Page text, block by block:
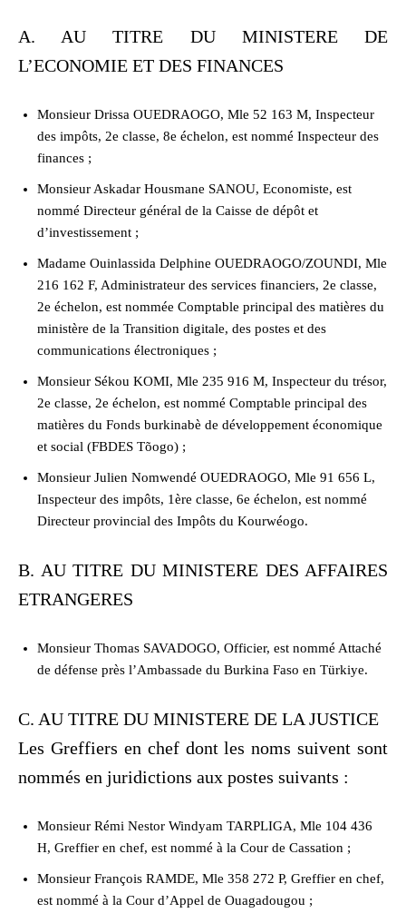
A. AU TITRE DU MINISTERE DE
L’ECONOMIE ET DES FINANCES
Monsieur Drissa OUEDRAOGO, Mle 52 163 M, Inspecteur
des impôts, 2e classe, 8e échelon, est nommé Inspecteur des
finances ;
Monsieur Askadar Housmane SANOU, Economiste, est
nommé Directeur général de la Caisse de dépôt et
d’investissement ;
Madame Ouinlassida Delphine OUEDRAOGO/ZOUNDI, Mle
216 162 F, Administrateur des services financiers, 2e classe,
2e échelon, est nommée Comptable principal des matières du
ministère de la Transition digitale, des postes et des
communications électroniques ;
Monsieur Sékou KOMI, Mle 235 916 M, Inspecteur du trésor,
2e classe, 2e échelon, est nommé Comptable principal des
matières du Fonds burkinabè de développement économique
et social (FBDES Tõogo) ;
Monsieur Julien Nomwendé OUEDRAOGO, Mle 91 656 L,
Inspecteur des impôts, 1ère classe, 6e échelon, est nommé
Directeur provincial des Impôts du Kourwéogo.
B. AU TITRE DU MINISTERE DES AFFAIRES
ETRANGERES
Monsieur Thomas SAVADOGO, Officier, est nommé Attaché
de défense près l’Ambassade du Burkina Faso en Türkiye.
C. AU TITRE DU MINISTERE DE LA JUSTICE
Les Greffiers en chef dont les noms suivent sont
nommés en juridictions aux postes suivants :
Monsieur Rémi Nestor Windyam TARPLIGA, Mle 104 436
H, Greffier en chef, est nommé à la Cour de Cassation ;
Monsieur François RAMDE, Mle 358 272 P, Greffier en chef,
est nommé à la Cour d’Appel de Ouagadougou ;